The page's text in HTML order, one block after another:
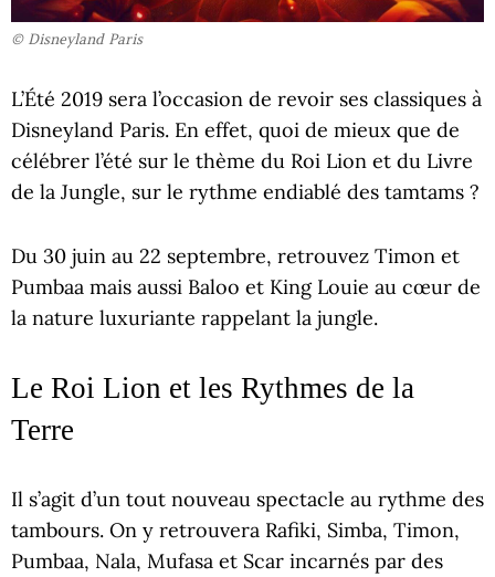
© Disneyland Paris
L’Été 2019 sera l’occasion de revoir ses classiques à
Disneyland Paris. En effet, quoi de mieux que de
célébrer l’été sur le thème du Roi Lion et du Livre
de la Jungle, sur le rythme endiablé des tamtams ?
Du 30 juin au 22 septembre, retrouvez Timon et
Pumbaa mais aussi Baloo et King Louie au cœur de
la nature luxuriante rappelant la jungle.
Le Roi Lion et les Rythmes de la
Terre
Il s’agit d’un tout nouveau spectacle au rythme des
tambours. On y retrouvera Rafiki, Simba, Timon,
Pumbaa, Nala, Mufasa et Scar incarnés par des